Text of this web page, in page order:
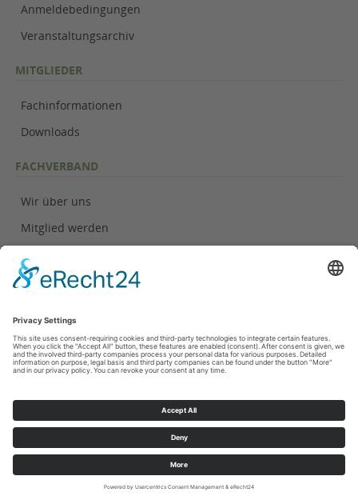
Anmeldebedingungen
Veranstaltungsarchiv
MITGLIEDER
Fachinformationen
Downloads
FACHVERBAND
Wir über uns
Mitglied werden
KONTAKT
Kontakt
Impressum
Datenschutzinformationen
Cookie-Einstellungen
Bildnachweis
oben